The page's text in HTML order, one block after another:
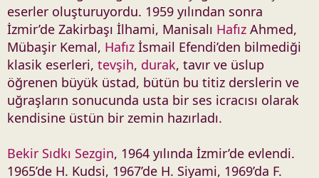
eserler oluşturuyordu. 1959 yılından sonra
İzmir’de Zakirbaşı İlhami, Manisalı Hafız Ahmed,
Mübaşir Kemal, Hafız İsmail Efendi’den bilmediği
klasik eserleri, tevşih, durak, tavır ve üslup
öğrenen büyük üstad, bütün bu titiz derslerin ve
uğraşların sonucunda usta bir ses icracısı olarak
kendisine üstün bir zemin hazırladı.
Bekir Sıdkı Sezgin, 1964 yılında İzmir’de evlendi.
1965’de H. Kudsi, 1967’de H. Siyami, 1969’da F.